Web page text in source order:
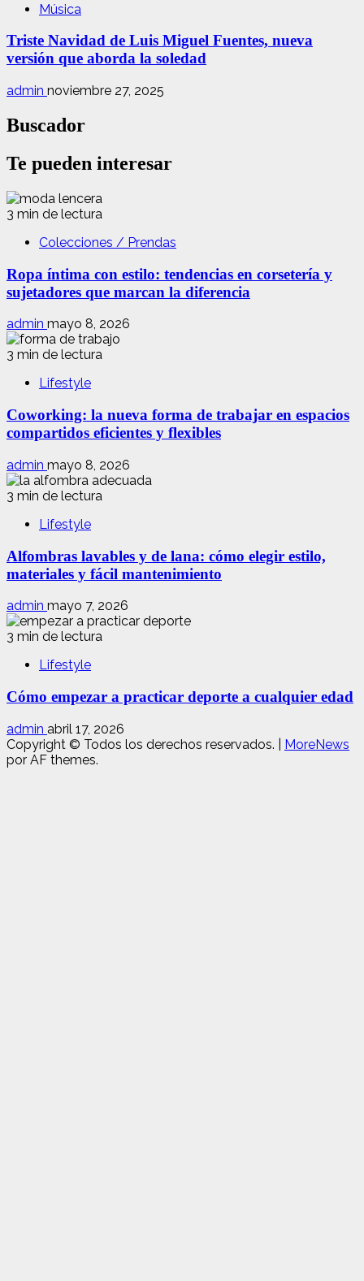
Música
Triste Navidad de Luis Miguel Fuentes, nueva
versión que aborda la soledad
admin noviembre 27, 2025
Buscador
Te pueden interesar
3 min de lectura
Colecciones / Prendas
Ropa íntima con estilo: tendencias en corsetería y
sujetadores que marcan la diferencia
admin mayo 8, 2026
3 min de lectura
Lifestyle
Coworking: la nueva forma de trabajar en espacios
compartidos eficientes y flexibles
admin mayo 8, 2026
3 min de lectura
Lifestyle
Alfombras lavables y de lana: cómo elegir estilo,
materiales y fácil mantenimiento
admin mayo 7, 2026
3 min de lectura
Lifestyle
Cómo empezar a practicar deporte a cualquier edad
admin abril 17, 2026
Copyright © Todos los derechos reservados.
MoreNews
por AF themes.